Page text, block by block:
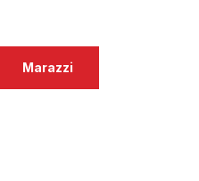
Marazzi